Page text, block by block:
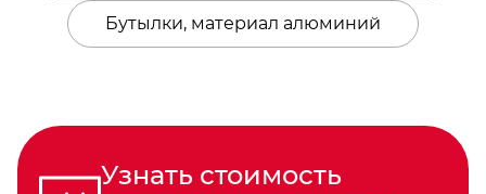
Бутылки, материал алюминий
Узнать стоимость